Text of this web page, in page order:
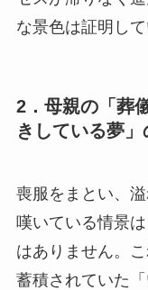
な景色は証明して
2．母親の「葬
きしている夢」
喪服をまとい、
嘆いている情景
はありません。
蓄積されていた